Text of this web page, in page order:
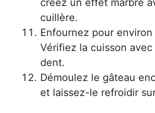
créez un effet marbré
cuillère.
Enfournez pour
Vérifiez la cuisson
dent.
Démoulez le gâteau
et laissez-le refroidir